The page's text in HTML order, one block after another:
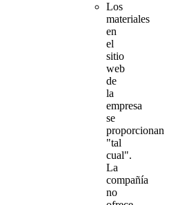
Los
materiales
en
el
sitio
web
de
la
empresa
se
proporcionan
"tal
cual".
La
compañía
no